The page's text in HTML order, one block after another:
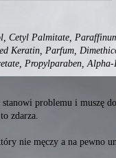
Cetyl Palmitate,
Keratin, Parfum,
Propylparaben, Alpha-
problemu i muszę
zdarza.
nie męczy a na pewno